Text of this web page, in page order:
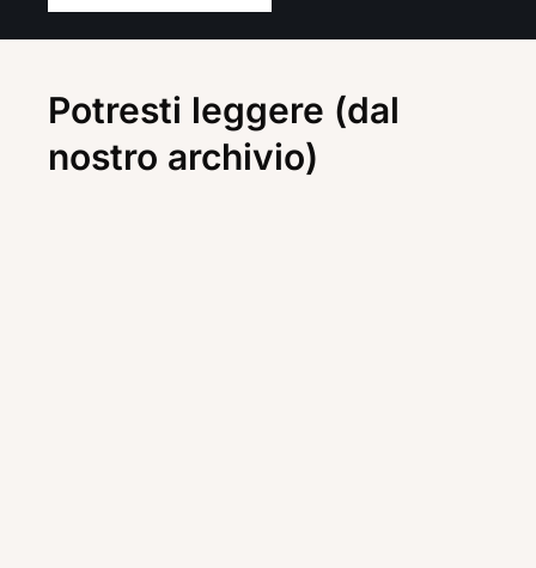
Potresti leggere (dal
nostro archivio)